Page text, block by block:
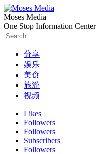
Moses Media
One Stop Information Center
分享
娱乐
美食
旅游
视频
Likes
Followers
Followers
Subscribers
Followers